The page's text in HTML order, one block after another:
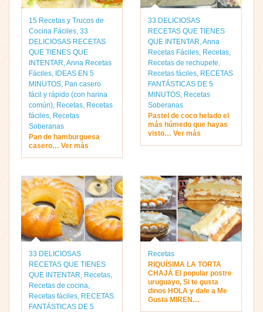
15 Recetas y Trucos de
Cocina Fáciles 33
DELICIOSAS RECETAS
QUE TIENES QUE
INTENTAR Anna Recetas
Fáciles IDEAS EN 5
MINUTOS Pan casero
fácil y rápido (con harina
común) Recetas Recetas
fáciles Recetas
Soberanas
Pan de hamburguesa
casero… Ver más
33 DELICIOSAS
RECETAS QUE TIENES
QUE INTENTAR Anna
Recetas Fáciles Recetas
Recetas de rechupete
Recetas fáciles RECETAS
FANTÁSTICAS DE 5
MINUTOS Recetas
Soberanas
Pastel de coco helado el
más húmedo que hayas
visto… Ver más
33 DELICIOSAS
RECETAS QUE TIENES
QUE INTENTAR, Recetas,
Recetas de cocina,
Recetas fáciles, RECETAS
FANTÁSTICAS DE 5
Recetas
RIQUÍSIMA LA TORTA
CHAJÁ El popular postre
uruguayo, Si te gusta
dinos HOLA y dale a Me
Gusta MIREN…